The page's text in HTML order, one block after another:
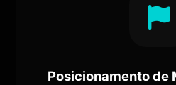
Posicionamento de